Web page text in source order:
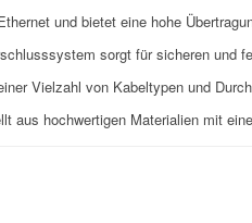
und bietet eine hohe
sorgt für sicheren und
Vielzahl von Kabeltypen und
aus hochwertigen Materialien mit